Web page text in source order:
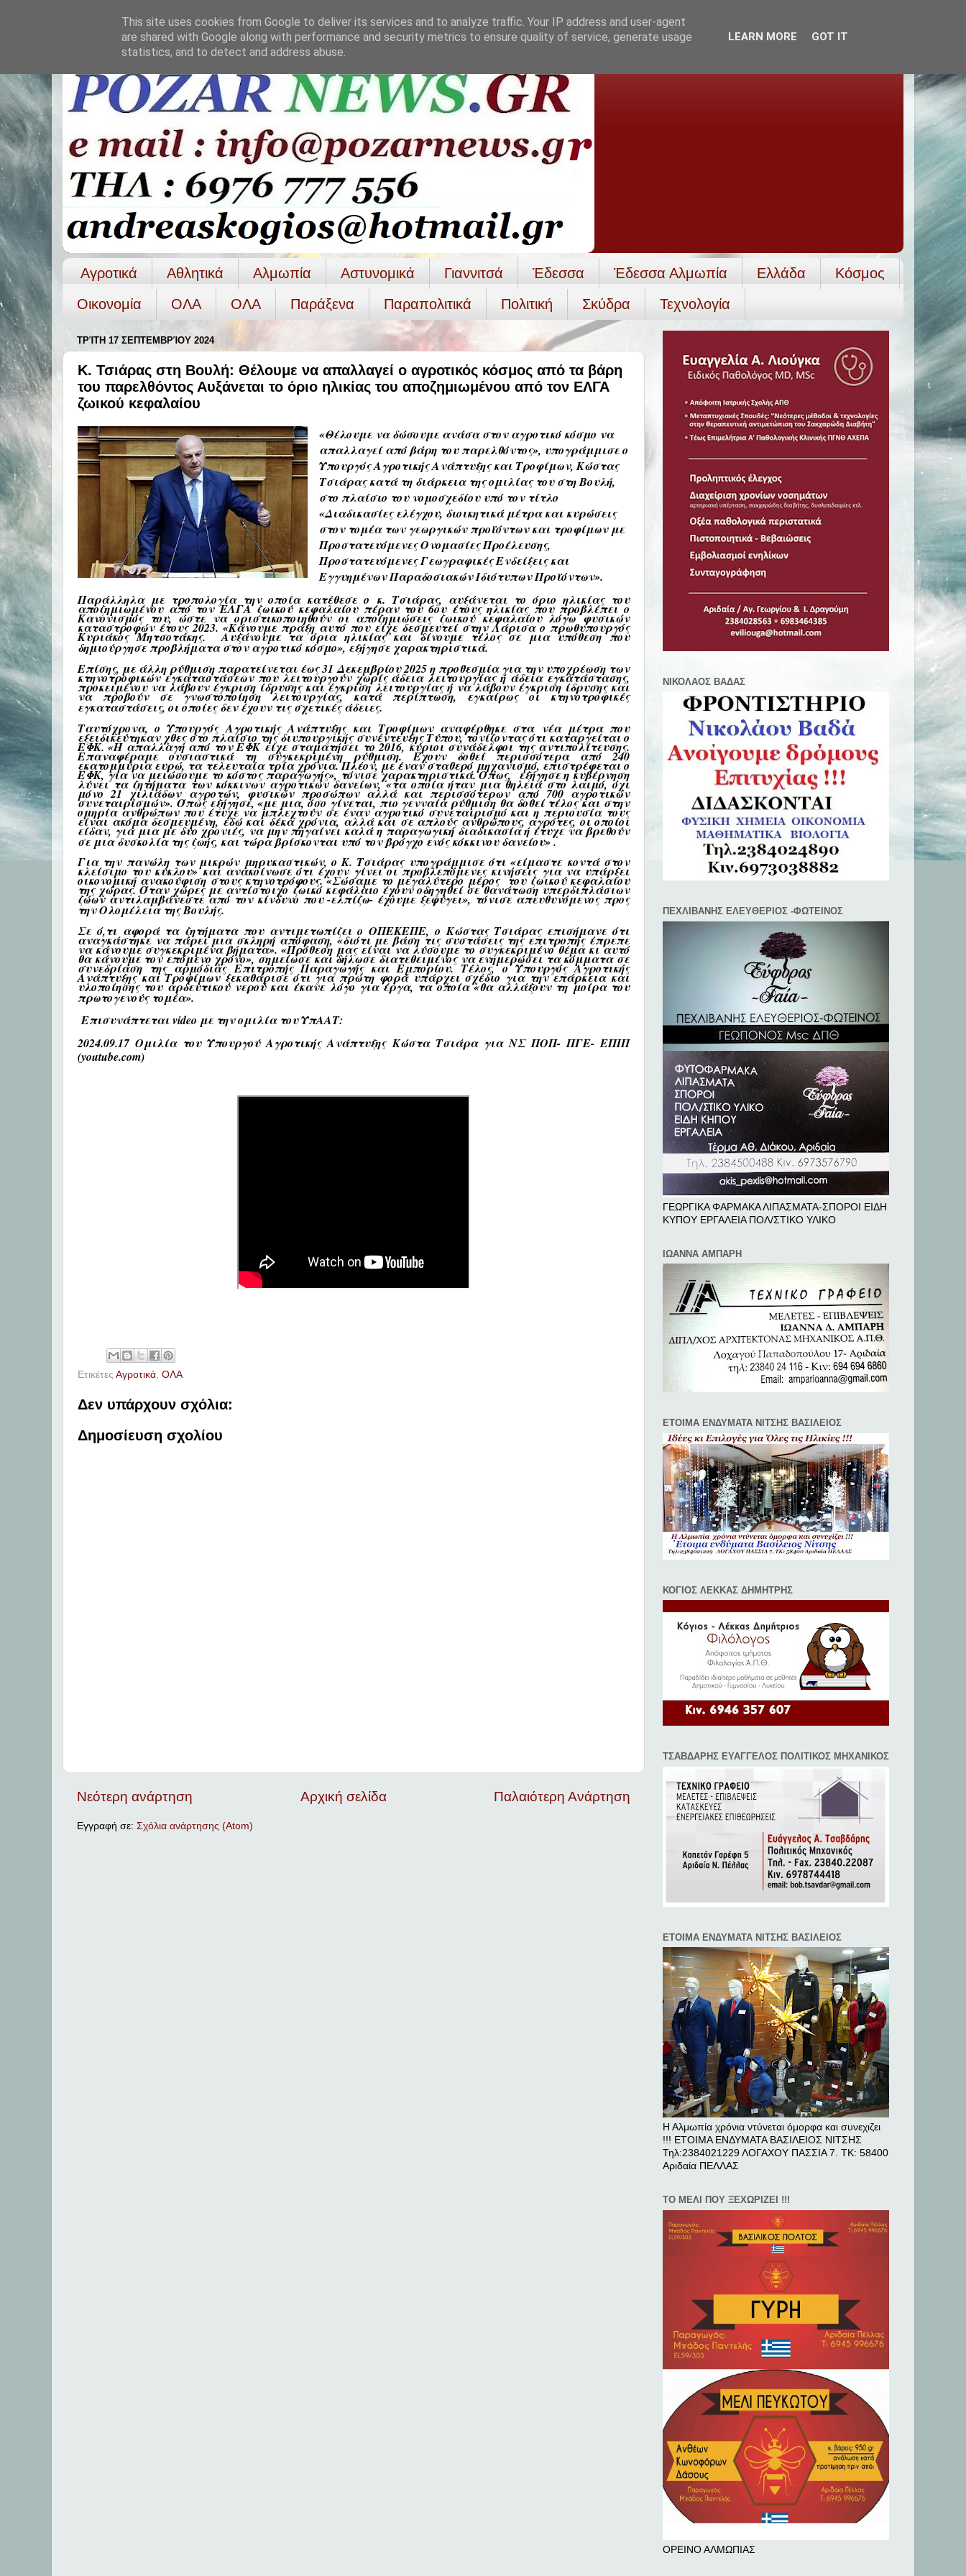
Αγροτικά Αθλητικά Αλμωπία Αστυνομικά Γιαννιτσά Έδεσσα Έδεσσα Αλμωπία Ελλάδα
Κόσμος
Οικονομία
ΟΛΑ ΟΛA Παράξενα Παραπολιτικά Πολιτική Σκύδρα Τεχνολογία
ΤΡΊΤΗ 17 ΣΕΠΤΕΜΒΡΊΟΥ 2024
Κ. Τσιάρας στη Βουλή: Θέλουμε να απαλλαγεί ο αγροτικός κόσμος από τα βάρη
του παρελθόντος Αυξάνεται το όριο ηλικίας του αποζημιωμένου από τον ΕΛΓΑ
ζωικού κεφαλαίου
«Θέλουμε να δώσουμε ανάσα στον αγροτικό κόσμο να
απαλλαγεί από βάρη του παρελθόντος», υπογράμμισε ο
Υπουργός Αγροτικής Ανάπτυξης και Τροφίμων, Κώστας
Τσιάρας κατά τη διάρκεια της ομιλίας του στη Βουλή,
στο πλαίσιο του νομοσχεδίου υπό τον τίτλο
«Διαδικασίες ελέγχου, διοικητικά μέτρα και κυρώσεις
στον τομέα των γεωργικών προϊόντων και τροφίμων με
Προστατευόμενες Ονομασίες Προέλευσης,
Προστατευόμενες Γεωγραφικές Ενδείξεις και
Εγγυημένων Παραδοσιακών Ιδιότυπων Προϊόντων».
Παράλληλα με τροπολογία την οποία κατέθεσε ο κ. Τσιάρας, αυξάνεται το όριο ηλικίας του
αποζημιωμένου από τον ΕΛΓΑ ζωικού κεφαλαίου πέραν του 6ου έτους ηλικίας που προβλέπει ο
Κανονισμός του, ώστε να οριστικοποιηθούν οι αποζημιώσεις ζωικού κεφαλαίου λόγω φυσικών
καταστροφών έτους 2023. «Κάνουμε πράξη αυτό που είχε δεσμευτεί στην Λάρισα ο πρωθυπουργός
Κυριάκος Μητσοτάκης. Αυξάνουμε τα όρια ηλικίας και δίνουμε τέλος σε μια υπόθεση που
δημιούργησε προβλήματα στον αγροτικό κόσμο», εξήγησε χαρακτηριστικά.
Επίσης, με άλλη ρύθμιση παρατείνεται έως 31 Δεκεμβρίου 2025 η προθεσμία για την υποχρέωση των
κτηνοτροφικών εγκαταστάσεων που λειτουργούν χωρίς άδεια λειτουργίας ή άδεια εγκατάστασης,
προκειμένου να λάβουν έγκριση ίδρυσης και έγκριση λειτουργίας ή να λάβουν έγκριση ίδρυσης και
να προβούν σε γνωστοποίηση λειτουργίας, κατά περίπτωση, εγκαίρως οι κτηνοτροφικές
εγκαταστάσεις, οι οποίες δεν έχουν τις σχετικές άδειες.
Ταυτόχρονα, ο Υπουργός Αγροτικής Ανάπτυξης και Τροφίμων αναφέρθηκε στα νέα μέτρα που
εξειδικεύτηκαν χθες στο πλαίσιο της διυπουργικής συνέντευξης Τύπου, τονίζοντας ότι καταργείται ο
ΕΦΚ. «Η απαλλαγή από τον ΕΦΚ είχε σταματήσει το 2016, κύριοι συνάδελφοι της αντιπολίτευσης.
Επαναφέραμε ουσιαστικά τη συγκεκριμένη ρύθμιση. Έχουν δοθεί περισσότερα από 240
εκατομμύρια ευρώ, τα τελευταία τρία χρόνια. Πλέον, με έναν σταθερό μηχανισμό, επιστρέφεται ο
ΕΦΚ, για να μειώσουμε το κόστος παραγωγής», τόνισε χαρακτηριστικά. Όπως, εξήγησε η κυβέρνηση
λύνει τα ζητήματα των κόκκινων αγροτικών δανείων, «τα οποία ήταν μια θηλειά στο λαιμό, όχι
μόνο 21 χιλιάδων αγροτών, φυσικών προσώπων αλλά και περισσότερων από 700 αγροτικών
συνεταιρισμών». Όπως εξήγησε, «με μια, όσο γίνεται, πιο γενναία ρύθμιση θα δοθεί τέλος και στην
ομηρία ανθρώπων που έτυχε να μπλεχτούν σε έναν αγροτικό συνεταιρισμό και η περιουσία τους
είναι ακόμα δεσμευμένη, εδώ και δέκα χρόνια, αλλά και σε απλούς ανθρώπους, αγρότες, οι οποίοι
είδαν, για μια με δύο χρονιές, να μην πηγαίνει καλά η παραγωγική διαδικασία ή έτυχε να βρεθούν
σε μια δυσκολία της ζωής, και τώρα βρίσκονται υπό τον βρόγχο ενός κόκκινου δανείου» .
Για την πανώλη των μικρών μηρυκαστικών, ο Κ. Τσιάρας υπογράμμισε ότι «είμαστε κοντά στον
κλείσιμο του κύκλου» και ανακοίνωσε ότι έχουν γίνει οι προβλεπόμενες κινήσεις για να υπάρξει
οικονομική ανακούφιση στους κτηνοτρόφους. «Σώσαμε το μεγαλύτερο μέρος του ζωικού κεφαλαίου
της χώρας. Όταν χώρες με αντίστοιχο ζωικό κεφάλαιο έχουν οδηγηθεί σε θανάτωση υπερδιπλάσιων
ζώων αντιλαμβάνεστε από τον κίνδυνο που -ελπίζω- έχουμε ξεφύγει», τόνισε απευθυνόμενος προς
την Ολομέλεια της Βουλής.
Σε ό,τι αφορά τα ζητήματα που αντιμετωπίζει ο ΟΠΕΚΕΠΕ, ο Κώστας Τσιάρας επισήμανε ότι
αναγκάστηκε να πάρει μια σκληρή απόφαση, «διότι με βάση τις συστάσεις της επιτροπής έπρεπε
να κάνουμε συγκεκριμένα βήματα». «Πρόθεση μας είναι να λύσουμε το συγκεκριμένο θέμα κι αυτό
θα κάνουμε τον επόμενο χρόνο», σημείωσε και δήλωσε διατεθειμένος να ενημερώσει τα κόμματα σε
συνεδρίαση της αρμόδιας Επιτροπής Παραγωγής και Εμπορίου. Τέλος, ο Υπουργός Αγροτικής
Ανάπτυξης και Τροφίμων ξεκαθάρισε ότι για πρώτη φορά υπάρχει σχέδιο για την επάρκεια και
υλοποίησης του αρδευτικού νερού και έκανε λόγο για έργα, τα οποία «θα αλλάξουν τη μοίρα του
πρωτογενούς τομέα».
Επισυνάπτεται video με την ομιλία του ΥπΑΑΤ:
2024.09.17 Ομιλία του Υπουργού Αγροτικής Ανάπτυξης Κώστα Τσιάρα για ΝΣ ΠΟΠ- ΠΓΕ- ΕΠΙΠ
(youtube.com)
Ετικέτες Αγροτικά, ΟΛΑ
Δεν υπάρχουν σχόλια:
Δημοσίευση σχολίου
Νεότερη ανάρτηση Παλαιότερη Ανάρτηση
Αρχική σελίδα
Εγγραφή σε: Σχόλια ανάρτησης (Atom)
ΝΙΚΟΛΑΟΣ ΒΑΔΑΣ
ΠΕΧΛΙΒANΗΣ ΕΛΕΥΘΕΡΙΟΣ -ΦΩΤΕΙΝΟΣ
ΓΕΩΡΓΙΚΑ ΦΑΡΜΑΚΑ ΛΙΠΑΣΜΑΤΑ-ΣΠΟΡΟΙ ΕΙΔΗ
ΚΥΠΟΥ ΕΡΓΑΛΕΙΑ ΠΟΛ/ΣΤΙΚΟ ΥΛΙΚΟ
ΙΩΑΝΝΑ ΑΜΠΑΡΗ
ΕΤΟΙΜΑ ΕΝΔΥΜΑΤΑ ΝΙΤΣΗΣ ΒΑΣΙΛΕΙΟΣ
ΚΟΓΙΟΣ ΛΕΚΚΑΣ ΔΗΜΗΤΡΗΣ
ΤΣΑΒΔΑΡΗΣ ΕΥΑΓΓΕΛΟΣ ΠΟΛΙΤΙΚΟΣ ΜΗΧΑΝΙΚΟΣ
ΕΤΟΙΜΑ ΕΝΔΥΜΑΤΑ ΝΙΤΣΗΣ ΒΑΣΙΛΕΙΟΣ
Η Αλμωπία χρόνια ντύνεται όμορφα και συνεχιζει
!!! ΕΤΟΙΜΑ ΕΝΔΥΜΑΤΑ ΒΑΣΙΛΕΙΟΣ ΝΙΤΣΗΣ
Τηλ:2384021229 ΛΟΓΑΧΟΥ ΠΑΣΣΙΑ 7. ΤΚ: 58400
Αριδαία ΠΕΛΛAΣ
ΤΟ ΜΕΛΙ ΠΟΥ ΞΕΧΩΡΙΖΕΙ !!!
ΟΡΕΙΝΟ ΑΛΜΩΠΙΑΣ
This site uses cookies from Google to deliver its services and to analyze traffic. Your IP address and user-agent
are shared with Google along with performance and security metrics to ensure quality of service, generate usage
statistics, and to detect and address abuse.
LEARN MORE GOT IT